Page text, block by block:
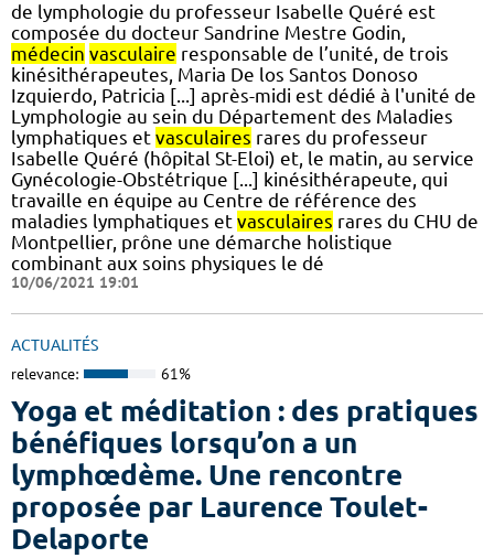
de lymphologie du professeur Isabelle Quéré est
composée du docteur Sandrine Mestre Godin,
médecin vasculaire responsable de l’unité, de trois
kinésithérapeutes, Maria De los Santos Donoso
Izquierdo, Patricia [...] après-midi est dédié à l'unité de
Lymphologie au sein du Département des Maladies
lymphatiques et vasculaires rares du professeur
Isabelle Quéré (hôpital St-Eloi) et, le matin, au service
Gynécologie-Obstétrique [...] kinésithérapeute, qui
travaille en équipe au Centre de référence des
maladies lymphatiques et vasculaires rares du CHU de
Montpellier, prône une démarche holistique
combinant aux soins physiques le dé
10/06/2021 19:01
ACTUALITÉS
relevance: 61%
Yoga et méditation : des pratiques
bénéfiques lorsqu’on a un
lymphœdème. Une rencontre
proposée par Laurence Toulet-
Delaporte